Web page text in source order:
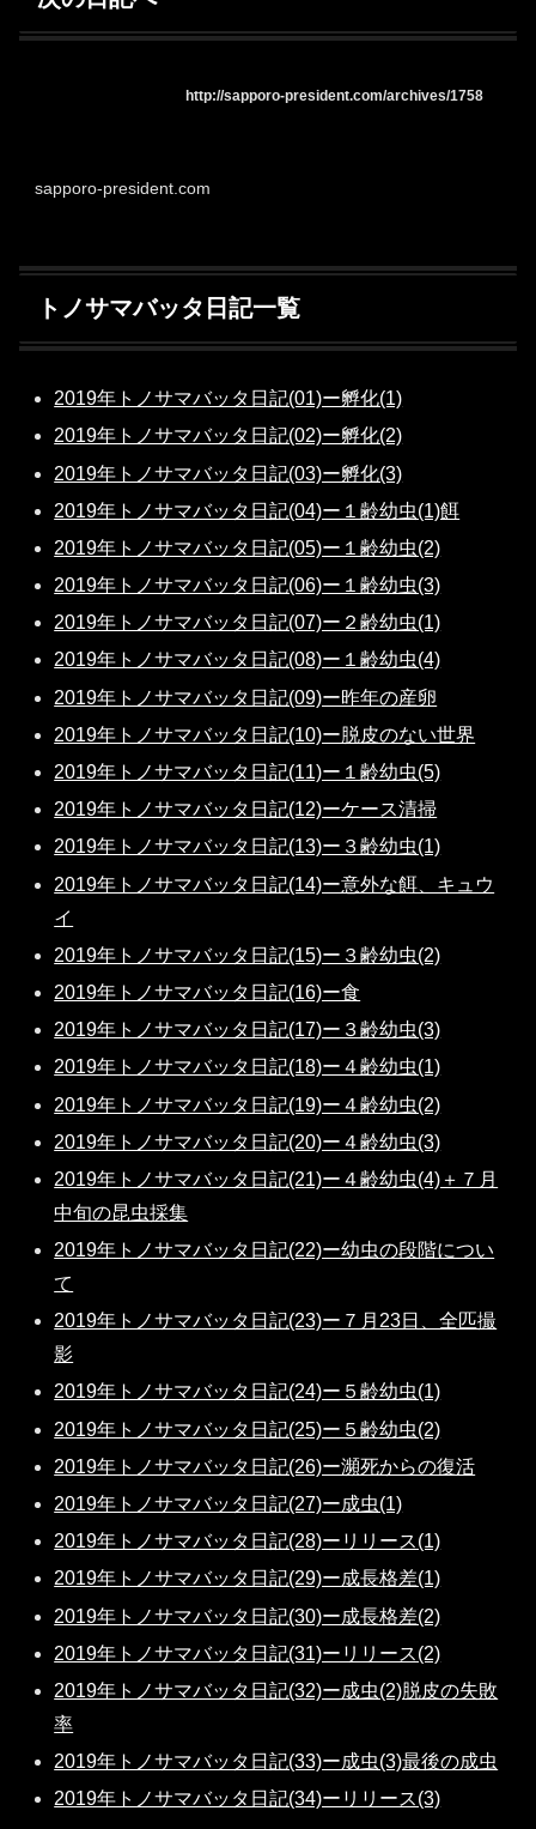
http://sapporo-president.com/archives/1758
sapporo-president.com
トノサマバッタ日記一覧
2019年トノサマバッタ日記(01)ー孵化(1)
2019年トノサマバッタ日記(02)ー孵化(2)
2019年トノサマバッタ日記(03)ー孵化(3)
2019年トノサマバッタ日記(04)ー１齢幼虫(1)餌
2019年トノサマバッタ日記(05)ー１齢幼虫(2)
2019年トノサマバッタ日記(06)ー１齢幼虫(3)
2019年トノサマバッタ日記(07)ー２齢幼虫(1)
2019年トノサマバッタ日記(08)ー１齢幼虫(4)
2019年トノサマバッタ日記(09)ー昨年の産卵
2019年トノサマバッタ日記(10)ー脱皮のない世界
2019年トノサマバッタ日記(11)ー１齢幼虫(5)
2019年トノサマバッタ日記(12)ーケース清掃
2019年トノサマバッタ日記(13)ー３齢幼虫(1)
2019年トノサマバッタ日記(14)ー意外な餌、キュウ
イ
2019年トノサマバッタ日記(15)ー３齢幼虫(2)
2019年トノサマバッタ日記(16)ー食
2019年トノサマバッタ日記(17)ー３齢幼虫(3)
2019年トノサマバッタ日記(18)ー４齢幼虫(1)
2019年トノサマバッタ日記(19)ー４齢幼虫(2)
2019年トノサマバッタ日記(20)ー４齢幼虫(3)
2019年トノサマバッタ日記(21)ー４齢幼虫(4)＋７月
中旬の昆虫採集
2019年トノサマバッタ日記(22)ー幼虫の段階につい
て
2019年トノサマバッタ日記(23)ー７月23日、全匹撮
影
2019年トノサマバッタ日記(24)ー５齢幼虫(1)
2019年トノサマバッタ日記(25)ー５齢幼虫(2)
2019年トノサマバッタ日記(26)ー瀕死からの復活
2019年トノサマバッタ日記(27)ー成虫(1)
2019年トノサマバッタ日記(28)ーリリース(1)
2019年トノサマバッタ日記(29)ー成長格差(1)
2019年トノサマバッタ日記(30)ー成長格差(2)
2019年トノサマバッタ日記(31)ーリリース(2)
2019年トノサマバッタ日記(32)ー成虫(2)脱皮の失敗
率
2019年トノサマバッタ日記(33)ー成虫(3)最後の成虫
2019年トノサマバッタ日記(34)ーリリース(3)